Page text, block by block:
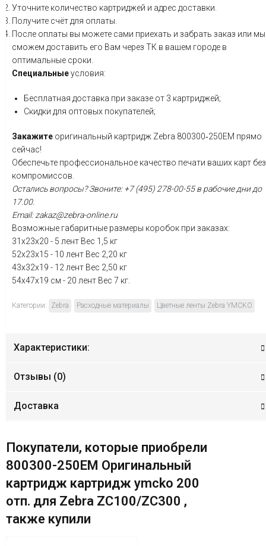
Уточните количество картриджей и адрес доставки.
Получите счёт для оплаты.
После оплаты вы можете сами приехать и забрать заказ или мы
сможем доставить его Вам через ТК в вашем городе в
оптимальные сроки
Специальныеусловия:
Бесплатная доставка при заказе от 3 картриджей;
Скидки для оптовых покупателей;
Закажите оригинальный картридж Zebra 800300‑250EM прямо
сейчас!
Обеспечьте профессиональное качество печати ваших карт без
компромиссов.
Осталисьвопросы?Звоните:+7(495) 278-00-55 в рабочие дни до
17.00.
Email: zakaz@zebra-online.ru
Возможные габаритные размеры коробок при заказах:
31x23x20 - 5 лент Вес 1,5 кг
52x23x15 - 10 лент Вес 2,20 кг
43x32x19 - 12 лент Вес 2,50 кг
54x47x19 см - 20 лент Вес 7 кг.
Категории: Zebra Расходные материалы Цветные ленты Zebra YMCKO
Характеристики:
Отзывы (0)
Доставка
Покупатели, которые приобрели
800300-250EM Оригинальный
картридж картридж ymcko 200
отп. для Zebra ZC100/ZC300 ,
также купили